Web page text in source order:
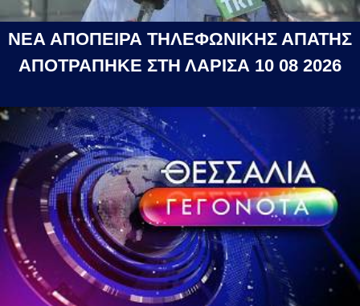
ΝΕΑ ΑΠΟΠΕΙΡΑ ΤΗΛΕΦΩΝΙΚΗΣ ΑΠΑΤΗΣ
ΑΠΟΤΡΑΠΗΚΕ ΣΤΗ ΛΑΡΙΣΑ 10 08 2026